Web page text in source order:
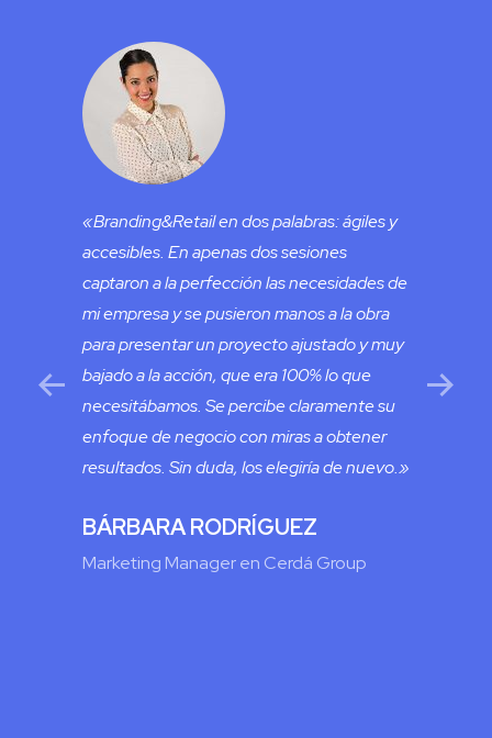
BÁRBARA RODRÍGUEZ
Marketing Manager en Cerdá Group
«Branding&Retail en dos palabras: ágiles y
accesibles. En apenas dos sesiones
captaron a la perfección las necesidades de
mi empresa y se pusieron manos a la obra
para presentar un proyecto ajustado y muy
bajado a la acción, que era 100% lo que
necesitábamos. Se percibe claramente su
enfoque de negocio con miras a obtener
resultados. Sin duda, los elegiría de nuevo.»